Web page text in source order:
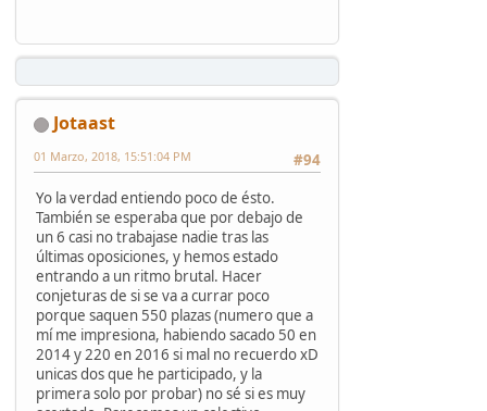
Jotaast
#94
01 Marzo, 2018, 15:51:04 PM
Yo la verdad entiendo poco de ésto.
También se esperaba que por debajo de
un 6 casi no trabajase nadie tras las
últimas oposiciones, y hemos estado
entrando a un ritmo brutal. Hacer
conjeturas de si se va a currar poco
porque saquen 550 plazas (numero que a
mí me impresiona, habiendo sacado 50 en
2014 y 220 en 2016 si mal no recuerdo xD
unicas dos que he participado, y la
primera solo por probar) no sé si es muy